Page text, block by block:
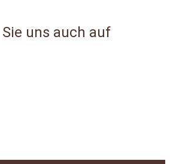
uns auch auf